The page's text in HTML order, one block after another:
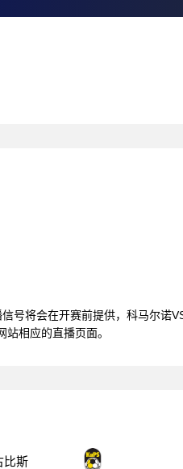
号将会在开赛前提供，科马尔诺
相应的直播页面。
比斯